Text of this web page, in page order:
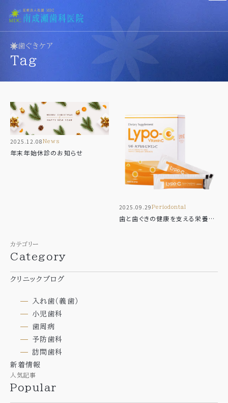
医院紹介
Clinic
設備紹介
Menu
診療一覧
一般歯科（虫歯治療）
歯周病治療
ビタミンC点滴
エクソソーム点滴
当院の理念
ブログ
Blog
サイトマップ
歯ぐきケア
tag
2025.12.08 news
年末年始休診のお知らせ
2025.09.29 periodontal
歯と歯ぐきの健康を支える栄養素
カテゴリー
Category
クリニックブログ
入れ歯（義歯）
小児歯科
歯周病
予防歯科
訪問歯科
新着情報
人気記事
Popular